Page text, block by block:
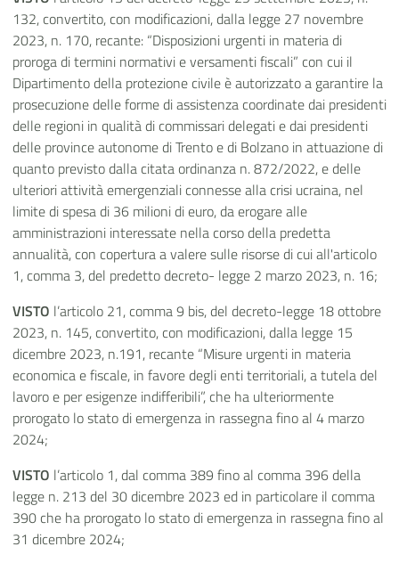
132, convertito, con modificazioni, dalla legge 27 novembre
2023, n. 170, recante: “Disposizioni urgenti in materia di
proroga di termini normativi e versamenti fiscali” con cui il
Dipartimento della protezione civile è autorizzato a garantire la
prosecuzione delle forme di assistenza coordinate dai presidenti
delle regioni in qualità di commissari delegati e dai presidenti
delle province autonome di Trento e di Bolzano in attuazione di
quanto previsto dalla citata ordinanza n. 872/2022, e delle
ulteriori attività emergenziali connesse alla crisi ucraina, nel
limite di spesa di 36 milioni di euro, da erogare alle
amministrazioni interessate nella corso della predetta
annualità, con copertura a valere sulle risorse di cui all'articolo
1, comma 3, del predetto decreto- legge 2 marzo 2023, n. 16;
VISTO l’articolo 21, comma 9 bis, del decreto-legge 18 ottobre
2023, n. 145, convertito, con modificazioni, dalla legge 15
dicembre 2023, n.191, recante “Misure urgenti in materia
economica e fiscale, in favore degli enti territoriali, a tutela del
lavoro e per esigenze indifferibili”, che ha ulteriormente
prorogato lo stato di emergenza in rassegna fino al 4 marzo
2024;
VISTO l’articolo 1, dal comma 389 fino al comma 396 della
legge n. 213 del 30 dicembre 2023 ed in particolare il comma
390 che ha prorogato lo stato di emergenza in rassegna fino al
31 dicembre 2024;